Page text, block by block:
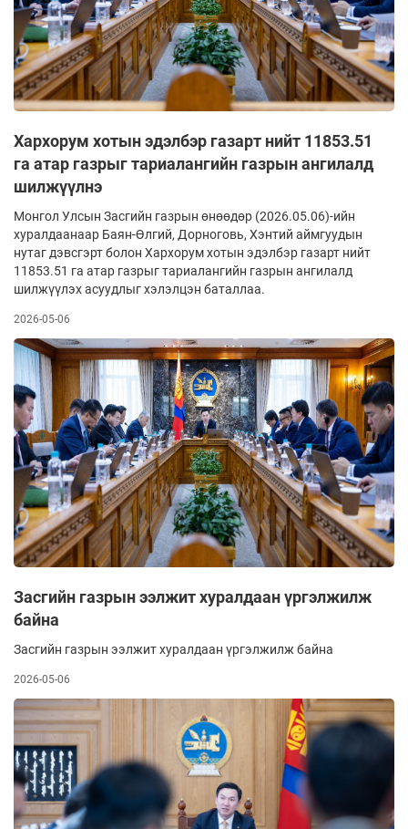
Хархорум хотын эдэлбэр газарт нийт 11853.51
га атар газрыг тариалангийн газрын ангилалд
шилжүүлнэ
Монгол Улсын Засгийн газрын өнөөдөр (2026.05.06)-ийн
хуралдаанаар Баян-Өлгий, Дорноговь, Хэнтий аймгуудын
нутаг дэвсгэрт болон Хархорум хотын эдэлбэр газарт нийт
11853.51 га атар газрыг тариалангийн газрын ангилалд
шилжүүлэх асуудлыг хэлэлцэн баталлаа.
2026-05-06
Засгийн газрын ээлжит хуралдаан үргэлжилж
байна
Засгийн газрын ээлжит хуралдаан үргэлжилж байна
2026-05-06